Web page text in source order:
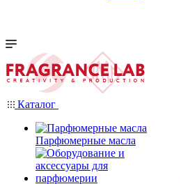
Каталог
Парфюмерные масла